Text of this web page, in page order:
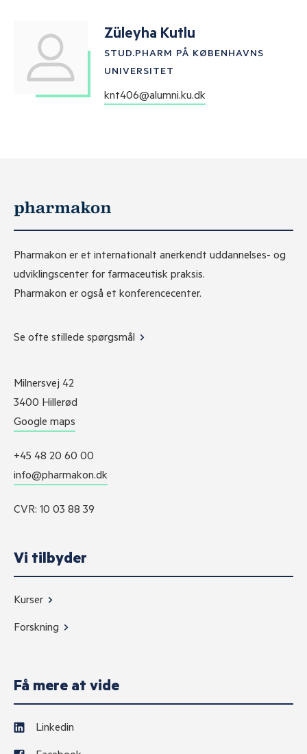
Züleyha Kutlu
STUD.PHARM PÅ KØBENHAVNS
UNIVERSITET
knt406@alumni.ku.dk
Pharmakon er et internationalt anerkendt uddannelses- og
udviklingscenter for farmaceutisk praksis.
Pharmakon er også et konferencecenter.
Se ofte stillede spørgsmål
Milnersvej 42
3400 Hillerød
Google maps
+45 48 20 60 00
info@pharmakon.dk
CVR: 10 03 88 39
Vi tilbyder
Kurser
Forskning
Få mere at vide
Linkedin